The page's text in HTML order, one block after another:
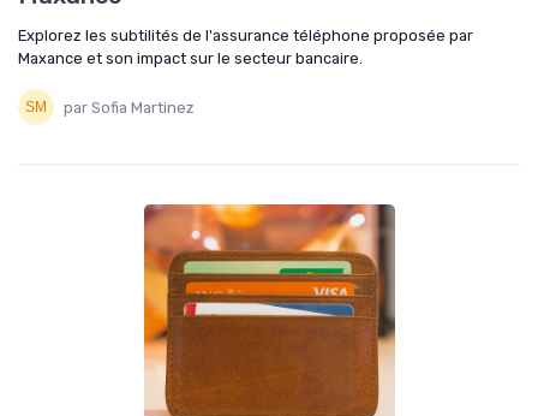
Explorez les subtilités de l'assurance téléphone proposée par
Maxance et son impact sur le secteur bancaire.
par Sofia Martinez